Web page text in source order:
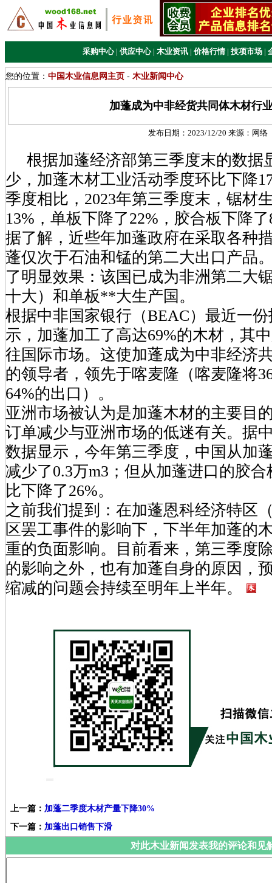
采购中心 | 供应中心 | 木业资讯 | 价格行情 | 技项市场 |
您的位置： 中国木业信息网主页 - 木业新闻中心
加蓬成为中非经货共同体木材行
发布日期： 2023/12/20 来源： 网络
根据加蓬经济部第三季度末的数据
少，加蓬木材工业活动季度环比下降
季度相比，2023年第三季度末，锯材
13%，单板下降了22%，胶合板下降
据了解，近些年加蓬政府在采取各种
蓬仅次于石油和锰的第二大出口产品
了明显效果：该国已成为非洲第二大
十大）和单板**大生产国。
根据中非国家银行（BEAC）最近一
示，加蓬加工了高达69%的木材，其
往国际市场。这使加蓬成为中非经济
的领导者，领先于喀麦隆（喀麦隆将
64%的出口）。
亚洲市场被认为是加蓬木材的主要目
订单减少与亚洲市场的低迷有关。据
数据显示，今年第三季度，中国从加
减少了0.3万m3；但从加蓬进口的胶
比下降了26%。
之前我们提到：在加蓬恩科经济特区
区罢工事件的影响下，下半年加蓬的
重的负面影响。目前看来，第三季度
的影响之外，也有加蓬自身的原因，
缩减的问题会持续至明年上半年。
上一篇： 加蓬二季度木材产量下降30%
下一篇： 加蓬出口销售下滑
对此木业新闻发表我的评论和见